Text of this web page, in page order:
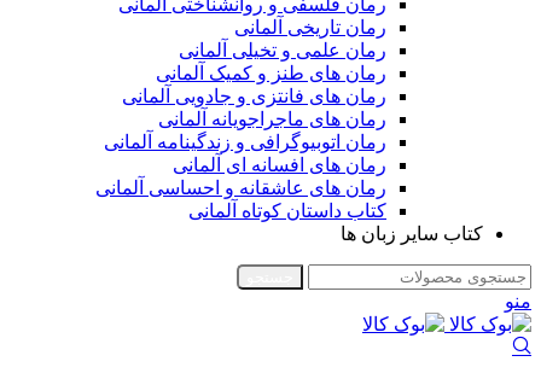
رمان فلسفی و روانشناختی آلمانی
رمان تاریخی آلمانی
رمان علمی و تخیلی آلمانی
رمان های طنز و کمیک آلمانی
رمان های فانتزی و جادویی آلمانی
رمان های ماجراجویانه آلمانی
رمان اتوبیوگرافی و زندگینامه آلمانی
رمان های افسانه ای آلمانی
رمان های عاشقانه و احساسی آلمانی
کتاب داستان کوتاه آلمانی
کتاب سایر زبان ها
منو